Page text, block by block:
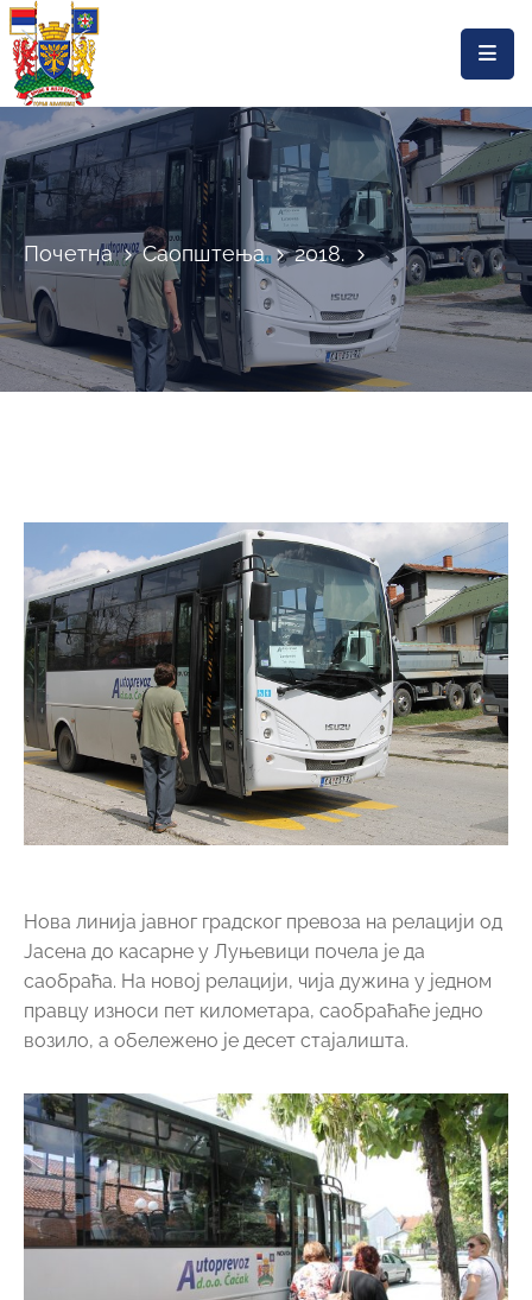
Насловна
Локална
самоуправа
Општинска
управа
Актуелности
Документа
Почетна Саопштења 2018.
Нова линија јавног градског превоза на релацији од
Јасена до касарне у Луњевици почела је да
саобраћа. На новој релацији, чија дужина у једном
правцу износи пет километара, саобраћаће једно
возило, а обележено је десет стајалишта.